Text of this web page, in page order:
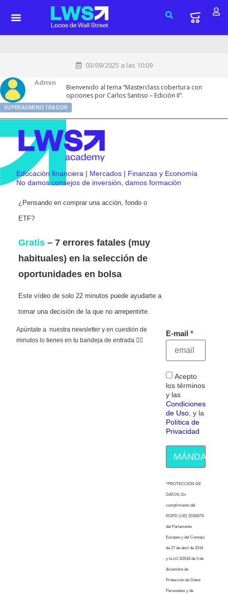
03/09/2025 a las 10:09
Admin
SUPERADMINISTRADOR
Bienvenido al tema “Masterclass cobertura con
opciones por Carlos Santiso – Edición II”.
Educación financiera | Mercados | Finanzas y Economía
No damos consejos de inversión, damos formación
¿Pensando en comprar una acción, fondo o
ETF?
Gratis – 7 errores fatales (muy
habituales) en la selección de
oportunidades en bolsa
Este vídeo de solo 22 minutos puede ayudarte a
tomar una decisión de la que no arrepentirte.
Apúntate a nuestra newsletter y en cuestión de
minutos lo tienes en tu bandeja de entrada 👇🏻
E-mail
Acepto
los términos
y las
Condiciones
de Uso, y la
Política de
Privacidad
MÁNDAME
“PROTECCION DE
DATOS: En
cumplimiento del
RGPD (UE) 2016/679
del Parlamento
Europeo y del Consejo
de 27 de abril de 2016
y la LO 3/2018 de 5 de
diciembre de
Protección de Datos
Personales y de